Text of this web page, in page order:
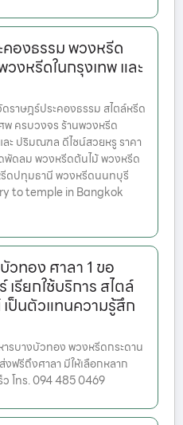
องธรรม พวงหรีด
งหรีดในกรุงเทพ และ
าษฎร์ประคองธรรม สไตล์หรีด
ครบวงจร ร้านพวงหรีด
ะ ปริมณฑล ดีไซน์สวยหรู ราคา
ดลม พวงหรีดต้นไม้ พวงหรีด
รีดปทุมธานี พวงหรีดนนทบุรี
to temple in Bangkok
วทอง ศาลา 1 ขอ
รียกใช้บริการ สไตล์
ป็นตัวแทนความรู้สึก
รบางบัวทอง พวงหรีดกระดาน
ฟรีถึงศาลา มีให้เลือกหลาก
โทร. 094 485 0469